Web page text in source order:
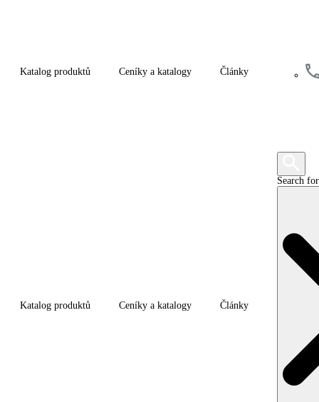
Katalog produktů Ceníky a katalogy Články
Katalog produktů Ceníky a katalogy Články
Search